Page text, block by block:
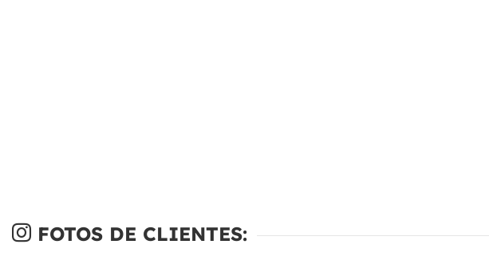
FOTOS DE CLIENTES: